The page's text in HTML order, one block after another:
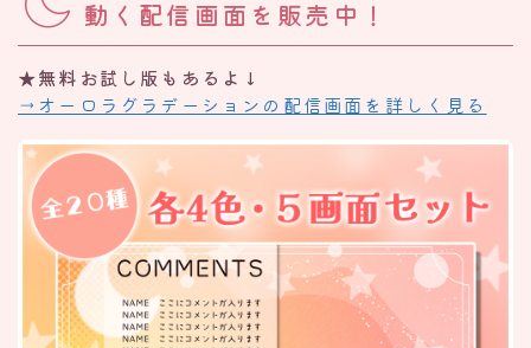
動く配信画面を販売中！
★無料お試し版もあるよ↓
→オーロラグラデーションの配信画面を詳しく見る